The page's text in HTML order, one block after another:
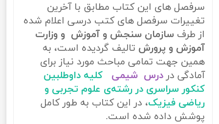
سرفصل های این کتاب مطابق با آخرین
تغییرات سرفصل های کتب درسی اعلام شده
از طرف سازمان سنجش و آموزش و وزارت
آموزش و پرورش تالیف گردیده است، به
همین جهت تمامی مباحث مورد نیاز برای
آمادگی در درس شیمی
کلیه داوطلبین
کنکور سراسری در رشته‌ی علوم تجربی و
ریاضی فیزیک، در این کتاب به طور کامل
پوشش داده شده است.